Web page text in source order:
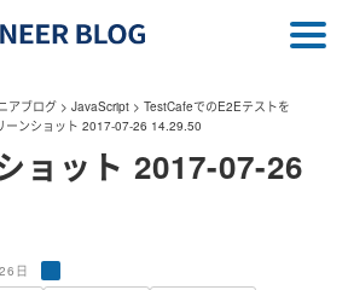
アブログ > JavaScript > TestCafeでのE2Eテストを
ーンショット 2017-07-26 14.29.50
ョット 2017-07-26
日